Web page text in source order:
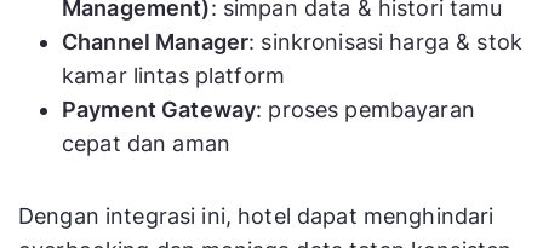
Management): simpan data & histori tamu
Channel Manager: sinkronisasi harga & stok
kamar lintas platform
Payment Gateway: proses pembayaran
cepat dan aman
Dengan integrasi ini, hotel dapat menghindari